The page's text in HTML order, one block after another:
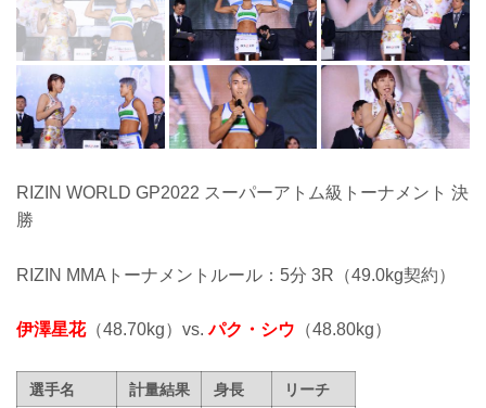
RIZIN WORLD GP2022 スーパーアトム級トーナメント 決
勝
RIZIN MMAトーナメントルール：5分 3R（49.0kg契約）
伊澤星花（48.70kg）vs.パク・シウ （48.80kg）
選手名 計量結果 身長
リーチ